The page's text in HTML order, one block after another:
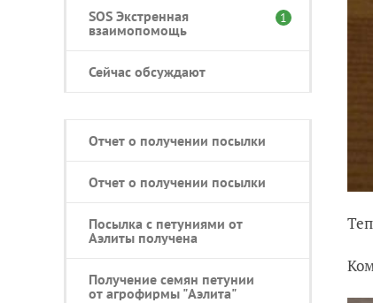
SOS Экстренная
взаимопомощь
1
Сейчас обсуждают
Отчет о получении посылки
Отчет о получении посылки
Посылка с петуниями от
Аэлиты получена
Получение семян петунии
от агрофирмы "Аэлита"